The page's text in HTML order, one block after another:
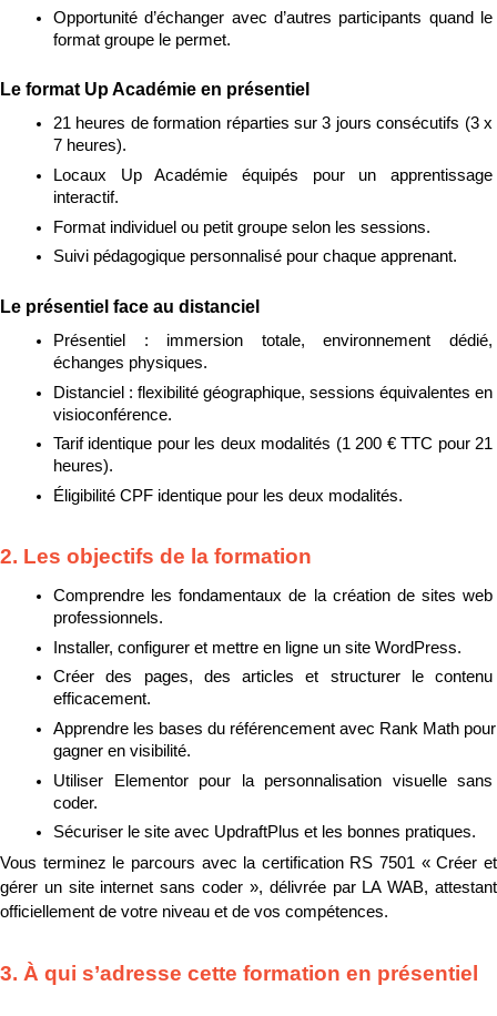
Opportunité d’échanger avec d’autres participants quand le
format groupe le permet.
Le format Up Académie en présentiel
21 heures de formation réparties sur 3 jours consécutifs (3 x
7 heures).
Locaux Up Académie équipés pour un apprentissage
interactif.
Format individuel ou petit groupe selon les sessions.
Suivi pédagogique personnalisé pour chaque apprenant.
Le présentiel face au distanciel
Présentiel : immersion totale, environnement dédié,
échanges physiques.
Distanciel : flexibilité géographique, sessions équivalentes en
visioconférence.
Tarif identique pour les deux modalités (1 200 € TTC pour 21
heures).
Éligibilité CPF identique pour les deux modalités.
2. Les objectifs de la formation
Comprendre les fondamentaux de la création de sites web
professionnels.
Installer, configurer et mettre en ligne un site WordPress.
Créer des pages, des articles et structurer le contenu
efficacement.
Apprendre les bases du référencement avec Rank Math pour
gagner en visibilité.
Utiliser Elementor pour la personnalisation visuelle sans
coder.
Sécuriser le site avec UpdraftPlus et les bonnes pratiques.
Vous terminez le parcours avec la certification RS 7501 « Créer et
gérer un site internet sans coder », délivrée par LA WAB, attestant
officiellement de votre niveau et de vos compétences.
3. À qui s’adresse cette formation en présentiel